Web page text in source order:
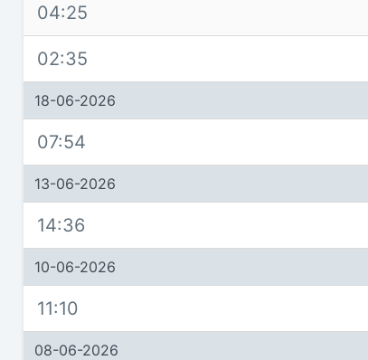
04:25
02:35
18-06-2026
07:54
13-06-2026
14:36
10-06-2026
11:10
08-06-2026